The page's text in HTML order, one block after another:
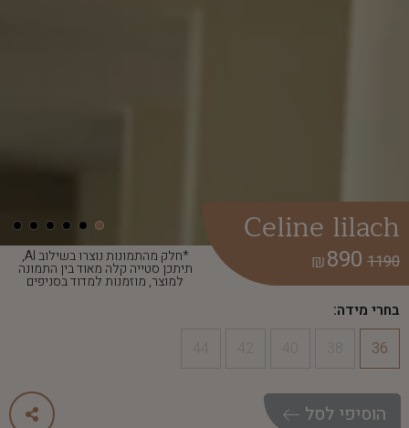
*חלק מהתמונות נוצרו בשילוב AI,
תיתכן סטייה קלה מאוד בין התמונה
למוצר, מוזמנות למדוד בסניפים
Celine lilach
1190
890
₪
בחרי מידה:
36
הוסיפי לסל